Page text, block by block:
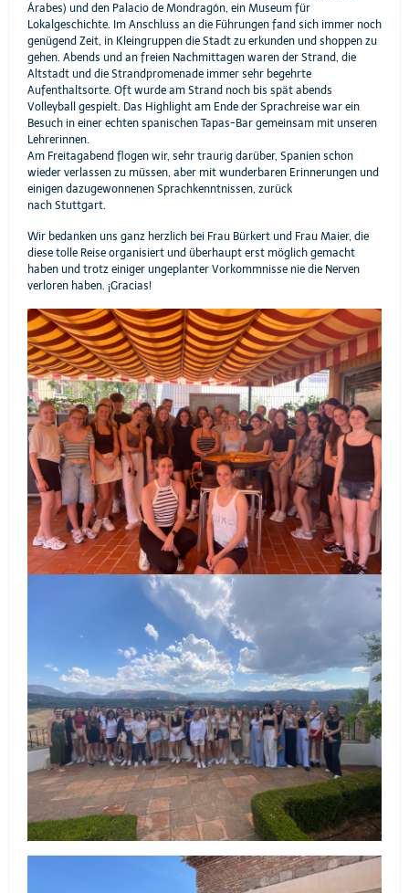
Árabes) und den Palacio de Mondragón, ein Museum für
Lokalgeschichte. Im Anschluss an die Führungen fand sich immer noch
genügend Zeit, in Kleingruppen die Stadt zu erkunden und shoppen zu
gehen. Abends und an freien Nachmittagen waren der Strand, die
Altstadt und die Strandpromenade immer sehr begehrte
Aufenthaltsorte. Oft wurde am Strand noch bis spät abends
Volleyball gespielt. Das Highlight am Ende der Sprachreise war ein
Besuch in einer echten spanischen Tapas-Bar gemeinsam mit unseren
Lehrerinnen.
Am Freitagabend flogen wir, sehr traurig darüber, Spanien schon
wieder verlassen zu müssen, aber mit wunderbaren Erinnerungen und
einigen dazugewonnenen Sprachkenntnissen, zurück
nach Stuttgart.
Wir bedanken uns ganz herzlich bei Frau Bürkert und Frau Maier, die
diese tolle Reise organisiert und überhaupt erst möglich gemacht
haben und trotz einiger ungeplanter Vorkommnisse nie die Nerven
verloren haben. ¡Gracias!